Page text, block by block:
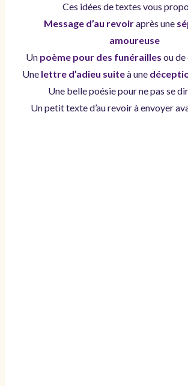
Ces idées de textes vous
Message d’au revoiraprès une
amoureuse
Un poème pour des funérailles ou de
Une lettre d’adieu suiteà une
Une belle poésie pour ne pas se
Un petit texte d’au revoir à envoyer